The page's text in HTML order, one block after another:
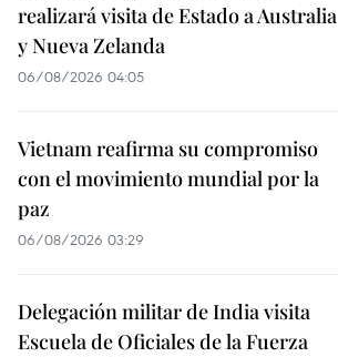
realizará visita de Estado a Australia
y Nueva Zelanda
06/08/2026 04:05
Vietnam reafirma su compromiso
con el movimiento mundial por la
paz
06/08/2026 03:29
Delegación militar de India visita
Escuela de Oficiales de la Fuerza